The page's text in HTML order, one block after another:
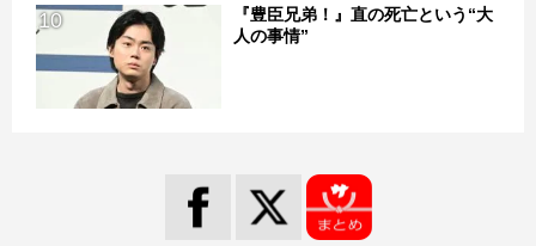
10
『豊臣兄弟！』直の死亡という“大
人の事情”